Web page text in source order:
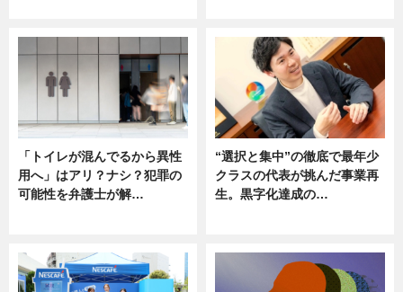
「トイレが混んでるから異性
用へ」はアリ？ナシ？犯罪の
可能性を弁護士が解…
“選択と集中”の徹底で最年少
クラスの代表が挑んだ事業再
生。黒字化達成の…